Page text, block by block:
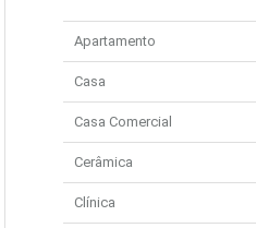
Apartamento
Casa
Casa Comercial
Cerâmica
Clínica